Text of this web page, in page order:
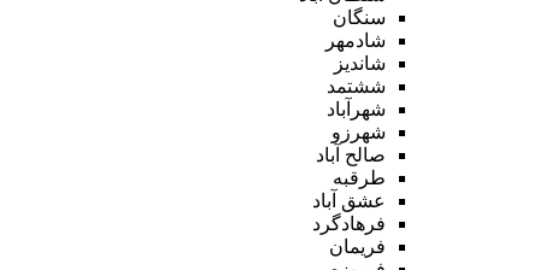
سنگان
شادمهر
شاندیز
ششتمد
شهرآباد
شهرزو
صالح آباد
طرقبه
عشق آباد
فرهادگرد
فریمان